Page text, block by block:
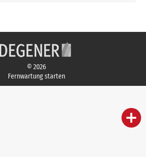
© 2026
Fernwartung starten